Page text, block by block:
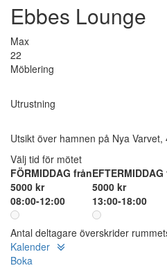
Ebbes Lounge
Max
22
Möblering
Utrustning
Utsikt över hamnen på Nya
Välj tid för mötet
FÖRMIDDAG från
5000 kr
08:00-12:00
5000 kr
13:00-18:00
Antal deltagare överskrider
Kalender
Boka